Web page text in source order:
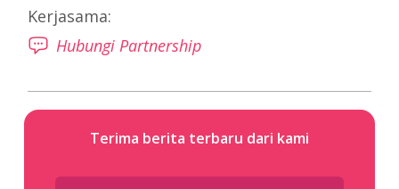
Kerjasama:
Hubungi Partnership
Terima berita terbaru dari kami